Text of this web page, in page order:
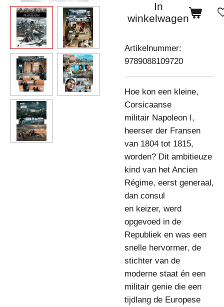
In
winkelwagen
Artikelnummer:
9789088109720
Hoe kon een kleine,
Corsicaanse
militair Napoleon I,
heerser der Fransen
van 1804 tot 1815,
worden? Dit ambitieuze
kind van het Ancien
Régime, eerst generaal,
dan consul
en keizer, werd
opgevoed in de
Republiek en was een
snelle hervormer, de
stichter van de
moderne staat én een
militair genie die een
tijdlang de Europese